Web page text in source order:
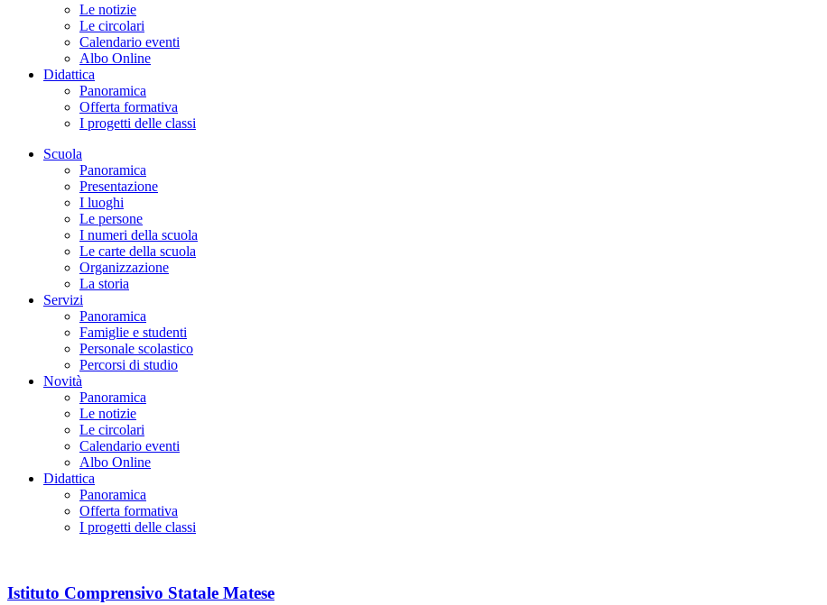
Le notizie
Le circolari
Calendario eventi
Albo Online
Didattica
Panoramica
Offerta formativa
I progetti delle classi
Scuola
Panoramica
Presentazione
I luoghi
Le persone
I numeri della scuola
Le carte della scuola
Organizzazione
La storia
Servizi
Panoramica
Famiglie e studenti
Personale scolastico
Percorsi di studio
Novità
Panoramica
Le notizie
Le circolari
Calendario eventi
Albo Online
Didattica
Panoramica
Offerta formativa
I progetti delle classi
Istituto Comprensivo Statale Matese